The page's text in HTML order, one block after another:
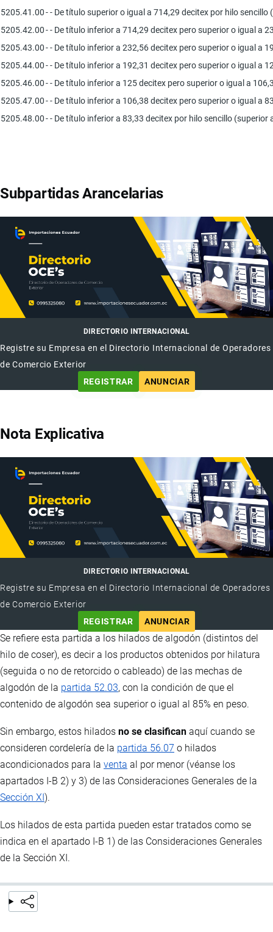
5205.41.00- - De título superior o igual a 714,29 decitex por hilo
5205.42.00- - De título inferior a 714,29 decitex pero superior o igual a
5205.43.00- - De título inferior a 232,56 decitex pero superior o igual a
5205.44.00- - De título inferior a 192,31 decitex pero superior o igual a
5205.46.00- - De título inferior a 125 decitex pero superior o igual a
5205.47.00- - De título inferior a 106,38 decitex pero superior o igual a
5205.48.00- - De título inferior a 83,33 decitex por hilo sencillo
Subpartidas Arancelarias
DIRECTORIO INTERNACIONAL
Registre su Empresa en el Directorio Internacional de Operadores
de Comercio Exterior
REGISTRAR
ANUNCIAR
Nota Explicativa
DIRECTORIO INTERNACIONAL
Registre su Empresa en el Directorio Internacional de Operadores
de Comercio Exterior
REGISTRAR
ANUNCIAR
Se refiere esta partida a los hilados de algodón (distintos del
hilo de coser), es decir a los productos obtenidos por hilatura
(seguida o no de retorcido o cableado) de las mechas de
algodón de la partida 52.03, con la condición de que el
contenido de algodón sea superior o igual al 85% en peso.
Sin embargo, estos hilados no se clasifican aquí cuando se
consideren cordelería de la partida 56.07 o hilados
acondicionados para la venta al por menor (véanse los
apartados I-B 2) y 3) de las Consideraciones Generales de la
Sección XI ).
Los hilados de esta partida pueden estar tratados como se
indica en el apartado I-B 1) de las Consideraciones Generales
de la Sección XI.